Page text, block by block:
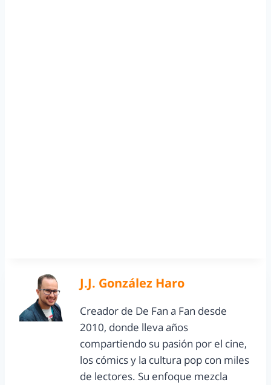
J.J. González Haro
Creador de De Fan a Fan desde
2010, donde lleva años
compartiendo su pasión por el cine,
los cómics y la cultura pop con miles
de lectores. Su enfoque mezcla